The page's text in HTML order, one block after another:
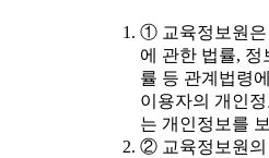
① 교육정보원은
에 관한 법률, 정
률 등 관계법령
이용자의 개인
는 개인정보를
② 교육정보원의